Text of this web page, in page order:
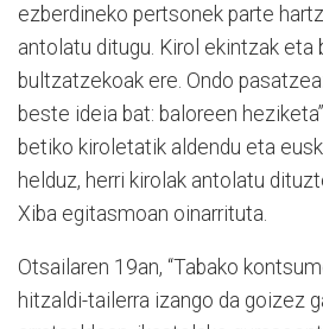
ezberdineko pertsonek parte
antolatu ditugu. Kirol ekintzak eta
bultzatzekoak ere. Ondo
beste ideia bat: baloreen
betiko kiroletatik aldendu eta
helduz, herri kirolak antolatu
Xiba egitasmoan oinarrituta.
Otsailaren 19an, “Tabako
hitzaldi-tailerra izango da goizez